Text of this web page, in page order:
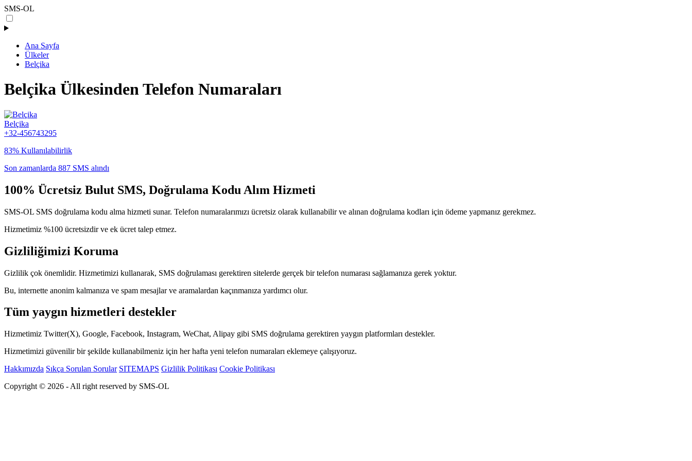
SMS-OL
Ana Sayfa
Ülkeler
Belçika
Belçika Ülkesinden Telefon Numaraları
Belçika
+32-456743295
83% Kullanılabilirlik
Son zamanlarda 887 SMS alındı
100% Ücretsiz Bulut SMS, Doğrulama Kodu Alım Hizmeti
SMS-OL SMS doğrulama kodu alma hizmeti sunar. Telefon numaralarımızı ücretsiz olarak kullanabilir ve alınan doğrulama kodları için ödeme yapmanız gerekmez.
Hizmetimiz %100 ücretsizdir ve ek ücret talep etmez.
Gizliliğimizi Koruma
Gizlilik çok önemlidir. Hizmetimizi kullanarak, SMS doğrulaması gerektiren sitelerde gerçek bir telefon numarası sağlamanıza gerek yoktur.
Bu, internette anonim kalmanıza ve spam mesajlar ve aramalardan kaçınmanıza yardımcı olur.
Tüm yaygın hizmetleri destekler
Hizmetimiz Twitter(X), Google, Facebook, Instagram, WeChat, Alipay gibi SMS doğrulama gerektiren yaygın platformları destekler.
Hizmetimizi güvenilir bir şekilde kullanabilmeniz için her hafta yeni telefon numaraları eklemeye çalışıyoruz.
Hakkımızda Sıkça Sorulan Sorular SITEMAPS Gizlilik Politikası Cookie Politikası
Copyright © 2026 - All right reserved by SMS-OL